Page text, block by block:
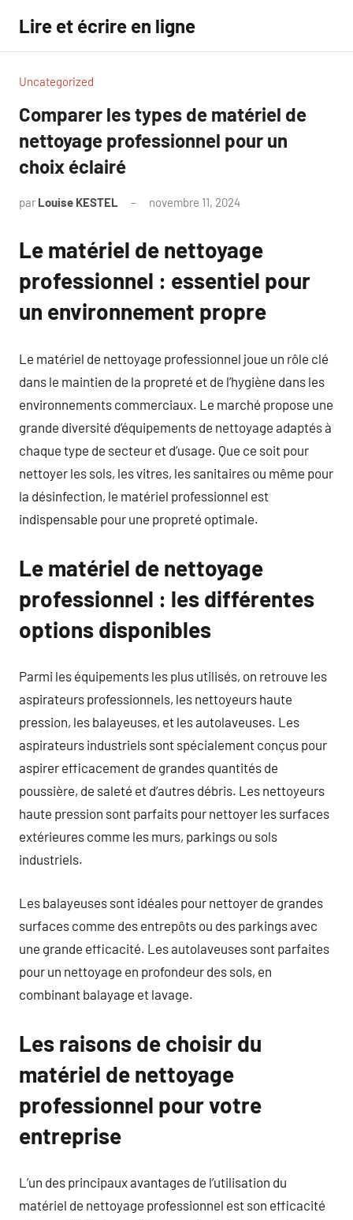
contenu
Lire et écrire en ligne
Uncategorized
Comparer les types de matériel de
nettoyage professionnel pour un
choix éclairé
par Louise KESTEL novembre 11, 2024
Le matériel de nettoyage
professionnel : essentiel pour
un environnement propre
Le matériel de nettoyage professionnel joue un rôle clé
dans le maintien de la propreté et de l’hygiène dans les
environnements commerciaux. Le marché propose une
grande diversité d’équipements de nettoyage adaptés à
chaque type de secteur et d’usage. Que ce soit pour
nettoyer les sols, les vitres, les sanitaires ou même pour
la désinfection, le matériel professionnel est
indispensable pour une propreté optimale.
Le matériel de nettoyage
professionnel : les différentes
options disponibles
Parmi les équipements les plus utilisés, on retrouve les
aspirateurs professionnels, les nettoyeurs haute
pression, les balayeuses, et les autolaveuses. Les
aspirateurs industriels sont spécialement conçus pour
aspirer efficacement de grandes quantités de
poussière, de saleté et d’autres débris. Les nettoyeurs
haute pression sont parfaits pour nettoyer les surfaces
extérieures comme les murs, parkings ou sols
industriels.
Les balayeuses sont idéales pour nettoyer de grandes
surfaces comme des entrepôts ou des parkings avec
une grande efficacité. Les autolaveuses sont parfaites
pour un nettoyage en profondeur des sols, en
combinant balayage et lavage.
Les raisons de choisir du
matériel de nettoyage
professionnel pour votre
entreprise
L’un des principaux avantages de l’utilisation du
matériel de nettoyage professionnel est son efficacité